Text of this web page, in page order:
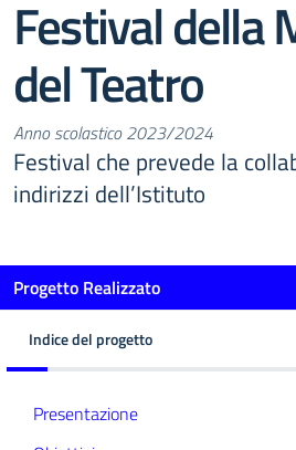
Festival della
del Teatro
Anno scolastico 2023/2024
Festival che prevede la
indirizzi dell’Istituto
Progetto Realizzato
Indice del progetto
Presentazione